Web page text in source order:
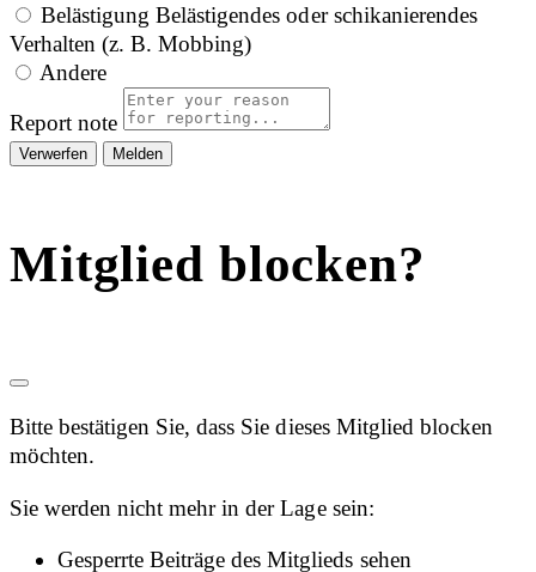
Belästigung Belästigendes oder schikanierendes
Verhalten (z. B. Mobbing)
Andere
Report note
Melden
Mitglied blocken?
Bitte bestätigen Sie, dass Sie dieses Mitglied blocken
möchten.
Sie werden nicht mehr in der Lage sein:
Gesperrte Beiträge des Mitglieds sehen